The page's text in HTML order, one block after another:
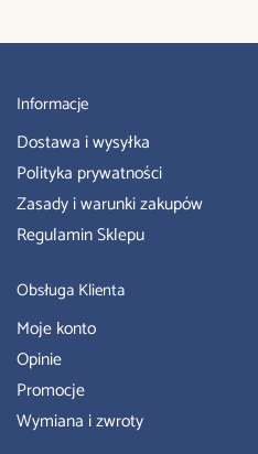
Informacje
Dostawa i wysyłka
Polityka prywatności
Zasady i warunki zakupów
Regulamin Sklepu
Obsługa Klienta
Moje konto
Opinie
Promocje
Wymiana i zwroty